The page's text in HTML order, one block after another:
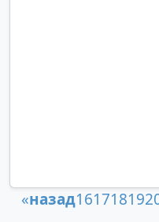
«назад16171819